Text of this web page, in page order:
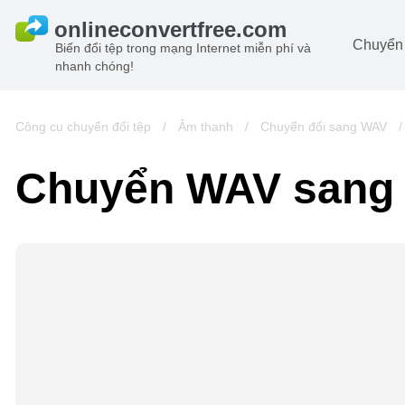
Biến đổi tệp trong mạng Internet miễn phí và
nhanh chóng!
Công cụ chuyển đổi tệp / Âm thanh / Chuyển đổi sang WAV /
Chuyển WAV sang